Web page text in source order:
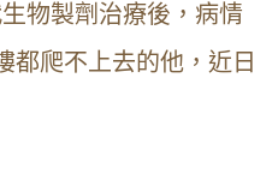
物製劑治療後，病情
都爬不上去的他，近日